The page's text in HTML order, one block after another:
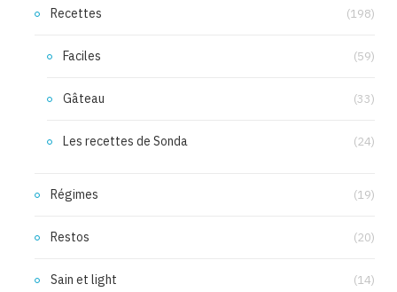
Recettes (198)
Faciles (59)
Gâteau (33)
Les recettes de Sonda (24)
Régimes (19)
Restos (20)
Sain et light (14)